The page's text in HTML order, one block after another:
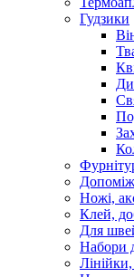
Гудзики
Ножі,
Клей,
Для
Набори